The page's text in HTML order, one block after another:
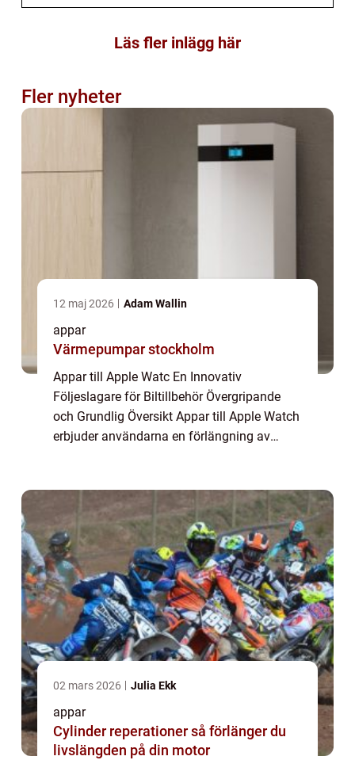
Läs fler inlägg här
Fler nyheter
12 maj 2026 Adam Wallin
appar
Värmepumpar stockholm
Appar till Apple Watc En Innovativ
Följeslagare för Biltillbehör Övergripande
och Grundlig Översikt Appar till Apple Watch
erbjuder användarna en förlängning av
direkt på sin h...
02 mars 2026 Julia Ekk
appar
Cylinder reperationer så förlänger du
livslängden på din motor